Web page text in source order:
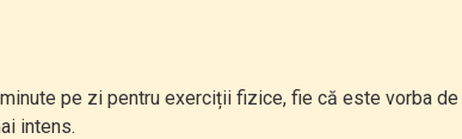
pe zi pentru exerciții fizice, fie că este vorba
intens.